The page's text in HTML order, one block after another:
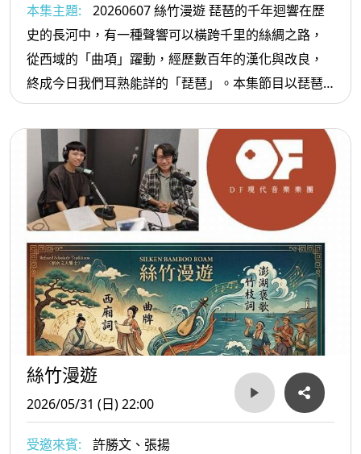
本集主題:
20260607 絲竹漫遊 琵琶的千年迴響在歷
史的長河中，有一種聲響可以橫跨千里的絲綢之路，
從西域的「曲項」躍動，經歷數百年的漢化與改良，
終成今日我們耳熟能詳的「琵琶」。本集節目以琵琶
做為主軸，在【晚安音樂故事館】呈現白居易《琵琶
行》的故事之一，之後再深入介紹琵琶文曲與武曲。
琵琶的魅力，在於其觸弦間的力度變化。透過推、
拉、吟、揉的細膩技法，它能化作戰場上的千軍萬
馬，亦能化作閨中的細語低訴。節目中，我們將帶您
領略琵琶藝術的兩大體系——武曲的慷慨悲歌與文曲
的婉轉深情。從古典到現代，從個體的愛戀到天地的
大美。今晚，讓我們一同在琵琶的推拉之間，漫遊數
百年的音樂進化史。鎖定《絲竹漫遊》，聽見歷史，
聽見回聲。
絲竹漫遊
2026/05/31 (日) 22:00
受邀來賓:
許勝文、張揚